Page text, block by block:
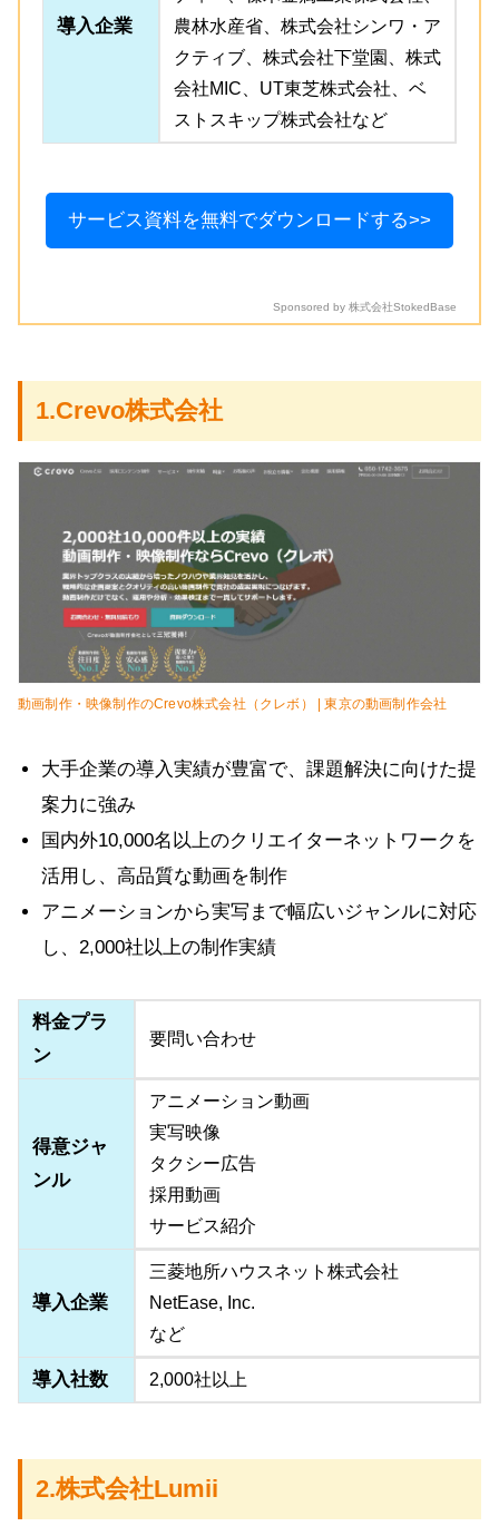
導入企業
農林水産省、株式会社シンワ・ア
クティブ、株式会社下堂園、株式
会社MIC、UT東芝株式会社、ベ
ストスキップ株式会社など
サービス資料を無料でダウンロードする>>
Sponsored by 株式会社StokedBase
1.Crevo株式会社
動画制作・映像制作のCrevo株式会社（クレボ） | 東京の動画制作会社
大手企業の導入実績が豊富で、課題解決に向けた提
案力に強み
国内外10,000名以上のクリエイターネットワークを
活用し、高品質な動画を制作
アニメーションから実写まで幅広いジャンルに対応
し、2,000社以上の制作実績
料金プラ
ン
要問い合わせ
得意ジャ
ンル
アニメーション動画
実写映像
タクシー広告
採用動画
サービス紹介
導入企業
三菱地所ハウスネット株式会社
NetEase, Inc.
など
導入社数 2,000社以上
2.株式会社Lumii